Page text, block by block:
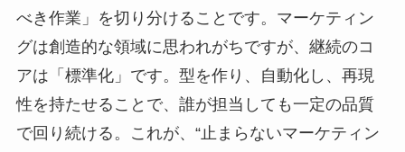
べき作業」を切り分けることです。マーケティン
グは創造的な領域に思われがちですが、継続のコ
アは「標準化」です。型を作り、自動化し、再現
性を持たせることで、誰が担当しても一定の品質
で回り続ける。これが、“止まらないマーケティン